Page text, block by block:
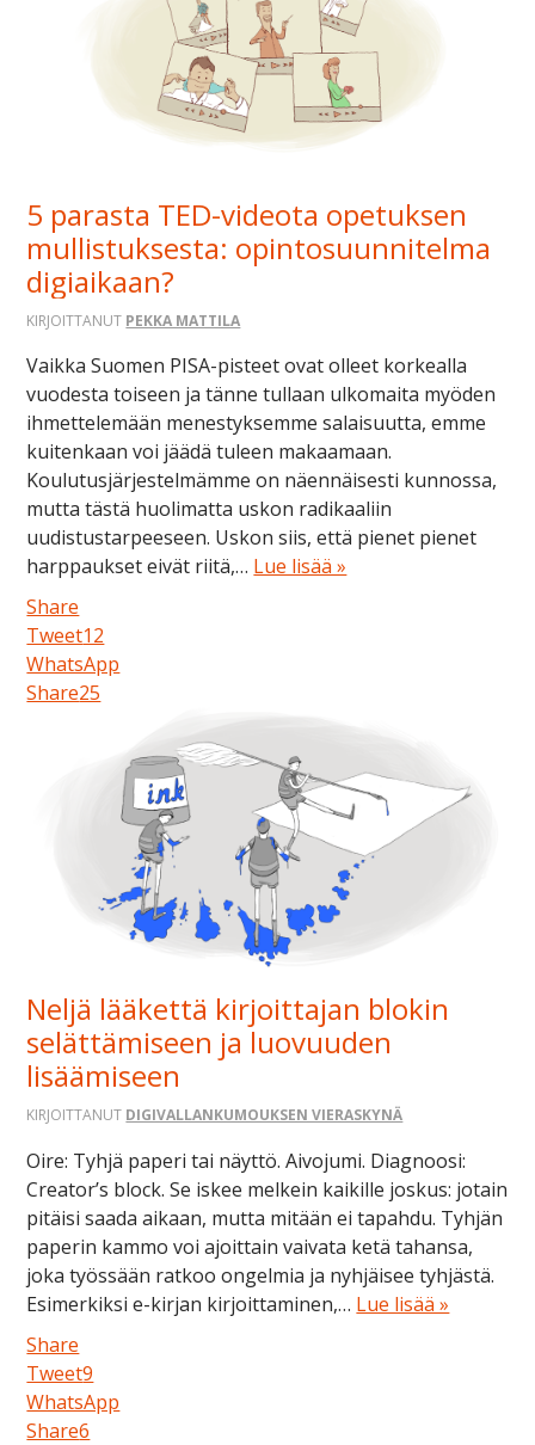
5 parasta TED-videota opetuksen
mullistuksesta: opintosuunnitelma
digiaikaan?
KIRJOITTANUT PEKKA MATTILA
Vaikka Suomen PISA-pisteet ovat olleet korkealla
vuodesta toiseen ja tänne tullaan ulkomaita myöden
ihmettelemään menestyksemme salaisuutta, emme
kuitenkaan voi jäädä tuleen makaamaan.
Koulutusjärjestelmämme on näennäisesti kunnossa,
mutta tästä huolimatta uskon radikaaliin
uudistustarpeeseen. Uskon siis, että pienet pienet
harppaukset eivät riitä,… Lue lisää »
Share
Tweet12
WhatsApp
Share25
Neljä lääkettä kirjoittajan blokin
selättämiseen ja luovuuden
lisäämiseen
KIRJOITTANUT DIGIVALLANKUMOUKSEN VIERASKYNÄ
Oire: Tyhjä paperi tai näyttö. Aivojumi. Diagnoosi:
Creator’s block. Se iskee melkein kaikille joskus: jotain
pitäisi saada aikaan, mutta mitään ei tapahdu. Tyhjän
paperin kammo voi ajoittain vaivata ketä tahansa,
joka työssään ratkoo ongelmia ja nyhjäisee tyhjästä.
Esimerkiksi e-kirjan kirjoittaminen,… Lue lisää »
Share
Tweet9
WhatsApp
Share6